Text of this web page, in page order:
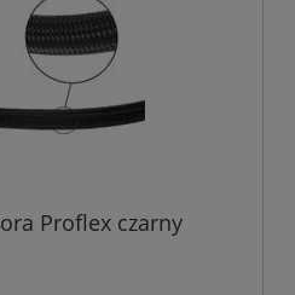
Proflex czarny